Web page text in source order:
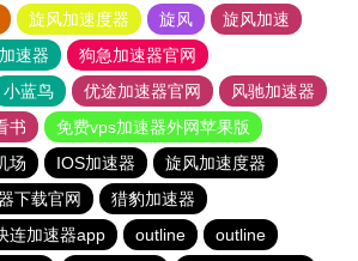
旋风加速度器 旋风
旋风加速
速器
狗急加速器官网
小蓝鸟 优途加速器官网
风驰加速器
书
免费vps加速器外网苹果版
场 IOS加速器
旋风加速度器
下载官网
猎豹加速器
连加速器app outline outline